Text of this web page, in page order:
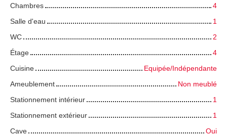
Chambres
4
Salle d'eau
1
WC
2
Étage
4
Cuisine
Equipée/Indépendante
Ameublement
Non meublé
Stationnement intérieur
1
Stationnement extérieur
1
Cave
Oui